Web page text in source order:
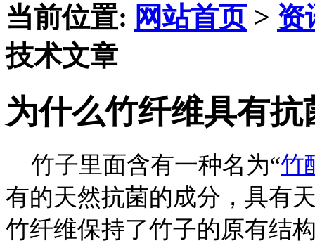
当前位置: 网站首页> 资
技术文章
为什么竹纤维具有
竹子里面含有一种名为“竹
有的天然抗菌的成分，具有
竹纤维保持了竹子的原有结